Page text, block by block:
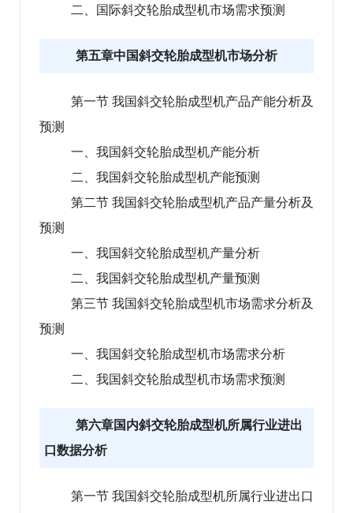
二、国际斜交轮胎成型机市场需求预测
第五章中国斜交轮胎成型机市场分析
第一节 我国斜交轮胎成型机产品产能分析及
预测
一、我国斜交轮胎成型机产能分析
二、我国斜交轮胎成型机产能预测
第二节 我国斜交轮胎成型机产品产量分析及
预测
一、我国斜交轮胎成型机产量分析
二、我国斜交轮胎成型机产量预测
第三节 我国斜交轮胎成型机市场需求分析及
预测
一、我国斜交轮胎成型机市场需求分析
二、我国斜交轮胎成型机市场需求预测
第六章国内斜交轮胎成型机所属行业进出
口数据分析
第一节 我国斜交轮胎成型机所属行业进出口